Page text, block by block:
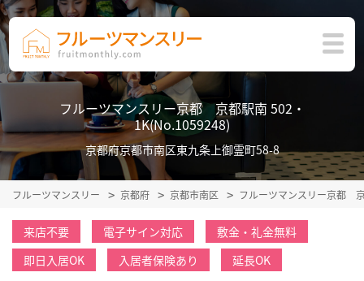
フルーツマンスリー京都 京都駅南 502・
1K(No.1059248)
京都府京都市南区東九条上御霊町58-8
フルーツマンスリー 京都府 京都市南区 フルーツマンスリー京都
来店不要 電子サイン対応
敷金・礼金無料
即日入居OK
入居者保険あり 延長OK